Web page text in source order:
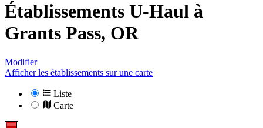
Établissements U-Haul à
Grants Pass, OR
Modifier
Afficher les établissements sur une carte
Liste
Carte